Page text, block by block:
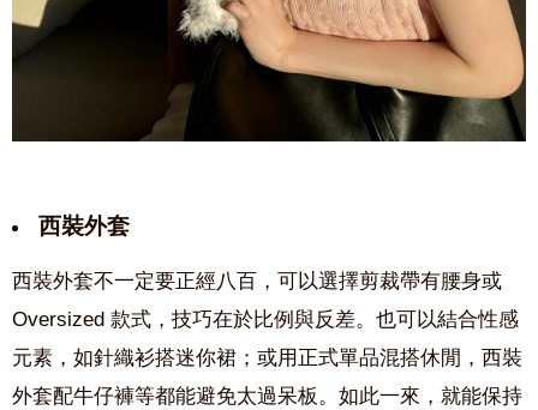
西裝外套
西裝外套不一定要正經八百，可以選擇剪裁帶有腰身或
Oversized 款式，技巧在於比例與反差。也可以結合性感
元素，如針織衫搭迷你裙；或用正式單品混搭休閒，西裝
外套配牛仔褲等都能避免太過呆板。如此一來，就能保持